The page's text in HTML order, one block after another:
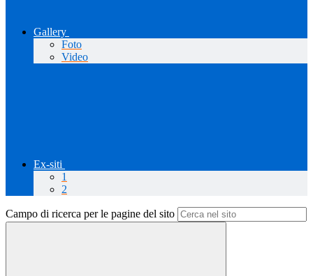
Gallery
Foto
Video
Ex-siti
1
2
Campo di ricerca per le pagine del sito